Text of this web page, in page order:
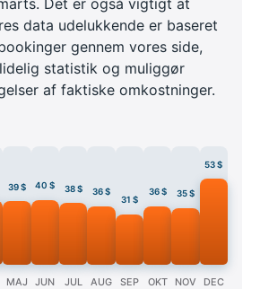
data udelukkende er baseret
gennem vores side,
statistik og muliggør
af faktiske omkostninger.
39 $
MAJ
40 $
JUN
38 $
JUL
36 $
AUG
31 $
SEP
36 $
OKT
35 $
NOV
53 $
DEC